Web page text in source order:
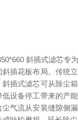
斜插式滤芯专
斜插花板布局。传统
斜插式滤芯可从除尘
低设备停工带来的产
尘气流从安装缝隙侧